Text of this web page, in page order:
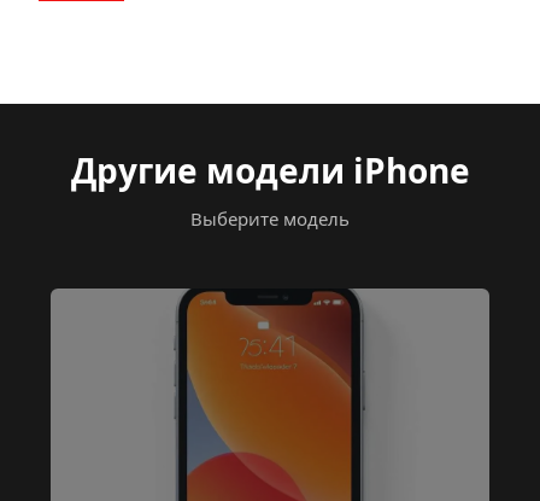
Другие модели iPhone
Выберите модель